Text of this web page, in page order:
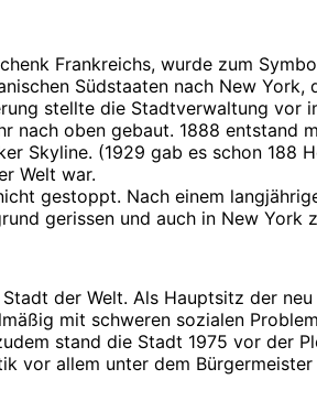
Frankreichs, wurde zum
Südstaaten nach New
stellte die Stadtverwaltung
nach oben gebaut. 1888
Skyline. (1929 gab es schon 188
Welt war.
gestoppt. Nach einem
gerissen und auch in New York
der Welt. Als Hauptsitz der
mit schweren sozialen
stand die Stadt 1975 vor der
vor allem unter dem